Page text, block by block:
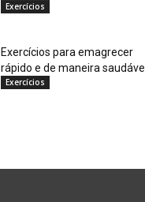
Exercícios
Exercícios para emagrecer
rápido e de maneira saudável
Exercícios